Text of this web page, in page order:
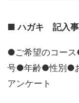
■ハガキ 記入
●ご希望のコー
号●年齢●性別●
アンケート